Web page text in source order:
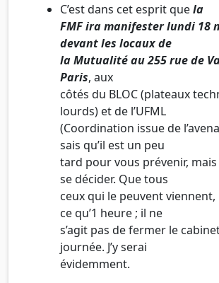
C’est dans cet esprit quela
FMF ira manifester lundi 18
devant les locaux de
la Mutualité au 255 rue de
Paris, aux
côtés du BLOC (plateaux
lourds) et de l’UFML
(Coordination issue de
sais qu’il est un peu
tard pour vous prévenir,
se décider. Que tous
ceux qui le peuvent
ce qu’1 heure ; il ne
s’agit pas de fermer le
journée. J’y serai
évidemment.